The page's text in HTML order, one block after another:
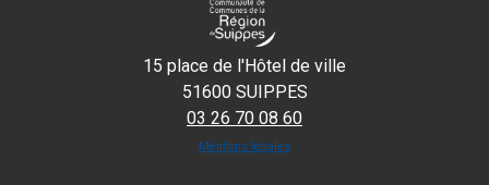
15 place de l'Hôtel de ville
51600 SUIPPES
03 26 70 08 60
Mentions légales